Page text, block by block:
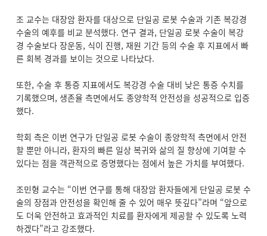
조 교수는 대장암 환자를 대상으로 단일공 로봇 수술과 기존 복강경
수술의 예후를 비교 분석했다. 연구 결과, 단일공 로봇 수술이 복강
경 수술보다 장운동, 식이 진행, 재원 기간 등의 수술 후 지표에서 빠
른 회복 경과를 보이는 것으로 나타났다.
또한, 수술 후 통증 지표에서도 복강경 수술 대비 낮은 통증 수치를
기록했으며, 생존율 측면에서도 종양학적 안전성을 성공적으로 입증
했다.
학회 측은 이번 연구가 단일공 로봇 수술이 종양학적 측면에서 안전
할 뿐만 아니라, 환자의 빠른 일상 복귀와 삶의 질 향상에 기여할 수
있다는 점을 객관적으로 증명했다는 점에서 높은 가치를 부여했다.
조민형 교수는 “이번 연구를 통해 대장암 환자들에게 단일공 로봇 수
술의 장점과 안전성을 확인해 줄 수 있어 매우 뜻깊다”라며 “앞으로
도 더욱 안전하고 효과적인 치료를 환자에게 제공할 수 있도록 노력
하겠다”라고 강조했다.